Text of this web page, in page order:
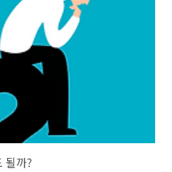
(알)려주마! 건취그알 ♡ 건설구인
블로그 ♡ 네이버 취업엑스퍼트, 지
blog.naver.com
될까?